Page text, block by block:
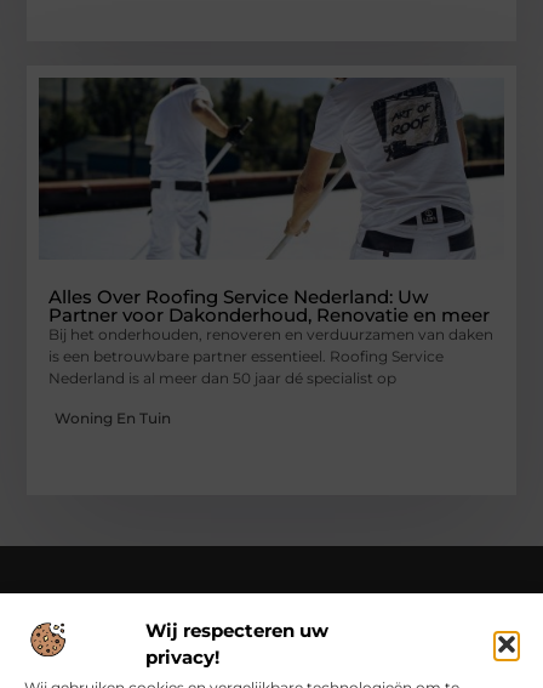
Wij respecteren uw
privacy!
Alles Over Roofing Service Nederland: Uw
Partner voor Dakonderhoud, Renovatie en meer
Bij het onderhouden, renoveren en verduurzamen van daken
is een betrouwbare partner essentieel. Roofing Service
Nederland is al meer dan 50 jaar dé specialist op
Woning En Tuin
Over Class Actions
Classactions.nl – Van dagelijkse inspiratie tot bijzondere
verhalen.
Verken artikelen en blogs die je informeren,